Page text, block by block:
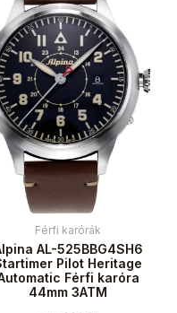
Férfi karórák
AL-525BBG4SH6
Pilot Heritage
Férfi karóra
44mm 3ATM